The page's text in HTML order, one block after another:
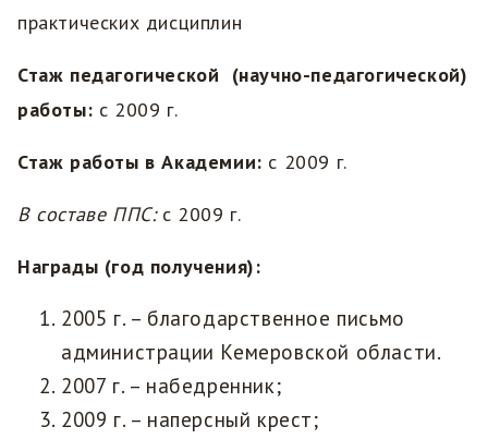
практических дисциплин
Стаж педагогической (научно-педагогической)
работы: с 2009 г.
Стаж работы в Академии: с 2009 г.
В составе ППС: с 2009 г.
Награды (год получения):
2005 г. – благодарственное письмо
администрации Кемеровской области.
2007 г. – набедренник;
2009 г. – наперсный крест;